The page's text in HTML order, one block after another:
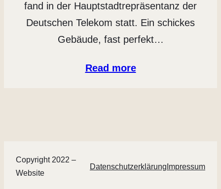
fand in der Hauptstadtrepräsentanz der
Deutschen Telekom statt. Ein schickes
Gebäude, fast perfekt…
Read more
Copyright 2022 –
Website
Datenschutzerklärung Impressum